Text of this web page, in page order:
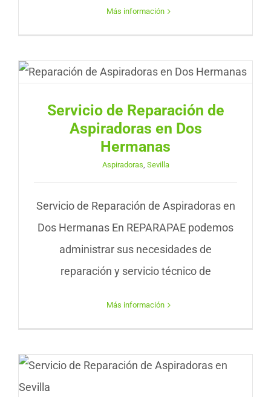
Más información
Servicio de Reparación de
Aspiradoras en Dos
Hermanas
Aspiradoras, Sevilla
Servicio de Reparación de Aspiradoras en
Dos Hermanas En REPARAPAE podemos
administrar sus necesidades de
reparación y servicio técnico de
Más información